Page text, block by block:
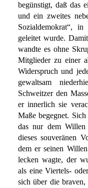
begünstigt, daß das
und ein zweites
Sozialdemokrat“,
geleitet wurde.
wandte es ohne
Mitglieder zu einer
Widerspruch und
gewaltsam
Schweitzer den
er innerlich sie
Maße begegnet.
das nur dem Willen
dieses souveränen
dem er seinen
lecken wagte, der
als eine Viertels-
sich über die